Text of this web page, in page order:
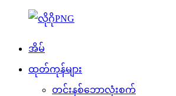
အိမ်
ထုတ်ကုန်များ
တင်းနစ်ဘောလုံးစက်